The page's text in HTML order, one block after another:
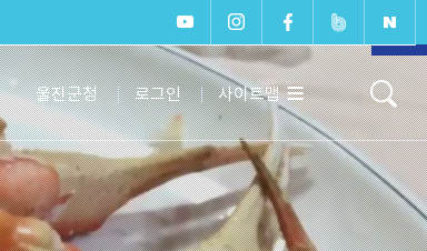
울진군청 로그인 사이트맵
페이지
상단으
로 이동